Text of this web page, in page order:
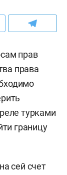
прав
права
турками
границу
сей счет